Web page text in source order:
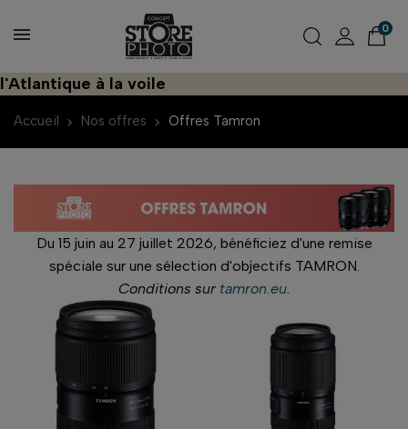
0
à la voile
Accueil Nos offres Offres Tamron
Du 15 juin au 27 juillet 2026, bénéficiez d'une remise
spéciale sur une sélection d'objectifs TAMRON.
Conditions sur tamron.eu.